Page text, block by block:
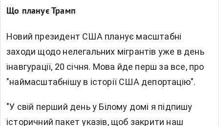
Що планує Трамп
Новий президент США планує масштабні
заходи щодо нелегальних мігрантів уже в день
інавгурації, 20 січня. Мова йде перш за все, про
"наймасштабнішу в історії США депортацію".
"У свій перший день у Білому домі я підпишу
історичний пакет указів, щоб закрити наш